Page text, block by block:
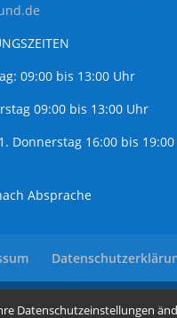
09:00 bis 13:00 Uhr
09:00 bis 13:00 Uhr
Donnerstag 16:00 bis 19:00
Absprache
ASC 09 Aplerbeck - 2020
Datenschutzeinstellungen